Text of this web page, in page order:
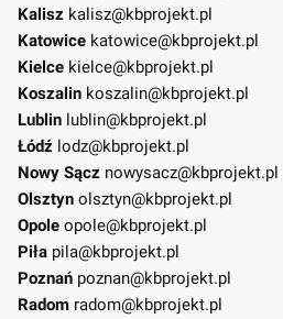
Kalisz kalisz@kbprojekt.pl
Katowice katowice@kbprojekt.pl
Kielce kielce@kbprojekt.pl
Koszalin koszalin@kbprojekt.pl
Lublin lublin@kbprojekt.pl
Łódź lodz@kbprojekt.pl
Nowy Sącz nowysacz@kbprojekt.pl
Olsztyn olsztyn@kbprojekt.pl
Opole opole@kbprojekt.pl
Piła pila@kbprojekt.pl
Poznań poznan@kbprojekt.pl
Radom radom@kbprojekt.pl